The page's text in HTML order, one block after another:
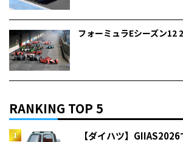
フォーミュラEシーズン12
RANKING TOP 5
【ダイハツ】GIIAS2026